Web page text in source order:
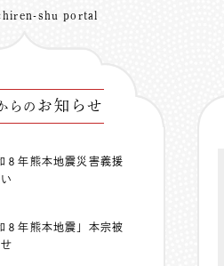
shu portal
らの お知らせ
８年熊本地震災害義援
８年熊本地震」本宗被